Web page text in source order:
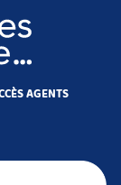
AGENTS